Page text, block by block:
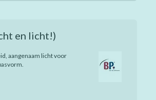
en licht!)
aangenaam licht voor